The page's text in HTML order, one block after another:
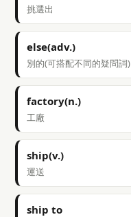
挑選出
else(adv.)
別的(可搭配不同的疑問詞)
factory(n.)
工廠
ship(v.)
運送
ship to